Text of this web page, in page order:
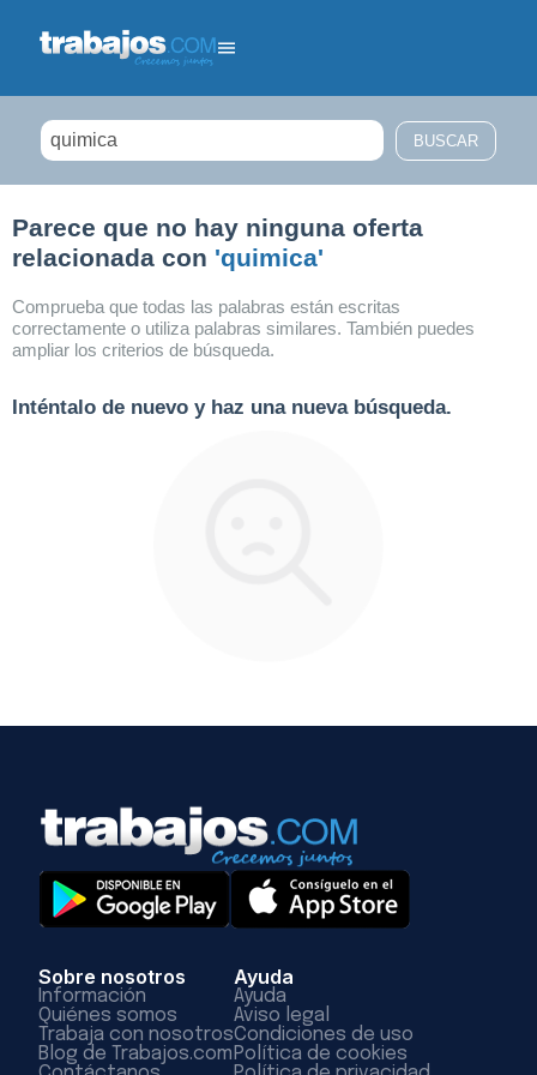
Parece que no hay ninguna oferta
relacionada con 'quimica'
Comprueba que todas las palabras están escritas
correctamente o utiliza palabras similares. También puedes
ampliar los criterios de búsqueda.
Inténtalo de nuevo y haz una nueva búsqueda.
Sobre nosotros
Información
Quiénes somos
Trabaja con nosotros
Blog de Trabajos.com
Ayuda
Ayuda
Aviso legal
Condiciones de uso
Política de cookies